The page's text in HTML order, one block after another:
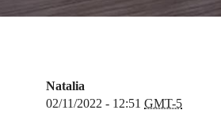
Natalia
02/11/2022 - 12:51 GMT-5